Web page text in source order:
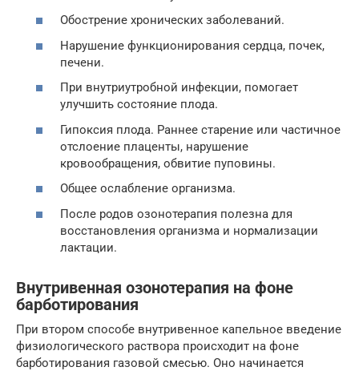
Обострение хронических заболеваний.
Нарушение функционирования сердца, почек,
печени.
При внутриутробной инфекции, помогает
улучшить состояние плода.
Гипоксия плода. Раннее старение или частичное
отслоение плаценты, нарушение
кровообращения, обвитие пуповины.
Общее ослабление организма.
После родов озонотерапия полезна для
восстановления организма и нормализации
лактации.
Внутривенная озонотерапия на фоне
барботирования
При втором способе внутривенное капельное введение
физиологического раствора происходит на фоне
барботирования газовой смесью. Оно начинается